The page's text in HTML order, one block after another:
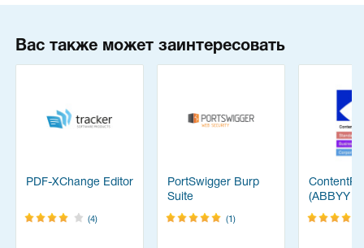
Вас также может заинтересовать
PDF-XChange Editor
(4)
PortSwigger Burp
Suite
(1)
(ABBYY